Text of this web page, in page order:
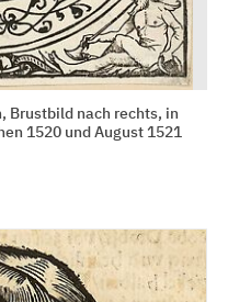
Brustbild nach rechts, in
1520 und August 1521